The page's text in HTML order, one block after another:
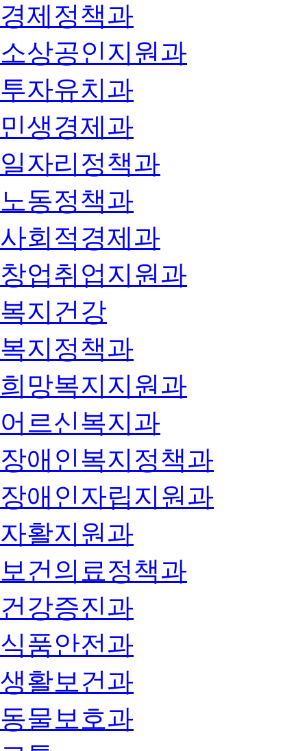
경제정책과
소상공인지원과
투자유치과
민생경제과
일자리정책과
노동정책과
사회적경제과
창업취업지원과
복지건강
복지정책과
희망복지지원과
어르신복지과
장애인복지정책과
장애인자립지원과
자활지원과
보건의료정책과
건강증진과
식품안전과
생활보건과
동물보호과